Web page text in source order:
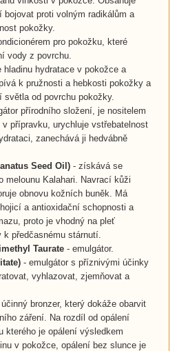
bojovat proti volným radikálům a
pokožky.
pro pokožku, které
vody z povrchu.
hladinu hydratace v pokožce a
k pružnosti a hebkosti pokožky a
světla od povrchu pokožky.
přírodního složení, je nositelem
přípravku, urychluje vstřebatelnost
zanechává ji hedvábně
Seed Oil)- získává se
melounu Kalahari. Navrací kůži
obnovu kožních buněk. Má
a antioxidační schopnosti a
proto je vhodný na pleť
předčasnému stárnutí.
Taurate- emulgátor.
)- emulgátor s příznivými účinky
vyhlazovat, zjemňovat a
bronzer, který dokáže obarvit
záření. Na rozdíl od opálení
kterého je opálení výsledkem
v pokožce, opálení bez slunce je